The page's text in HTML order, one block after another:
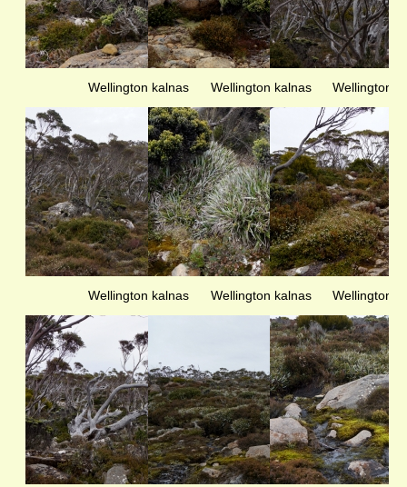
Wellington kalnas Wellington kalnas Wellington
Wellington kalnas Wellington kalnas Wellington